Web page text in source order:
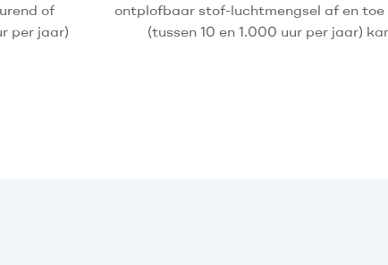
of
per jaar)
ontplofbaar stof-luchtmengsel af en toe
(tussen 10 en 1.000 uur per jaar)